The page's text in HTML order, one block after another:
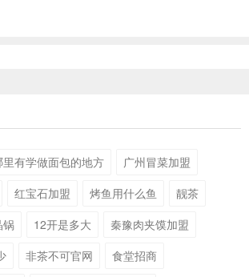
有所不同。全味时间加盟费多少钱奶茶店？这个问题
里有学做面包的地方
广州冒菜加盟
红宝石加盟 烤鱼用什么鱼
靓茶
锅 12开是多大
秦豫肉夹馍加盟
非茶不可官网
食堂招商